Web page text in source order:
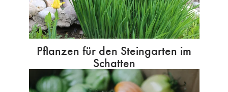
Pflanzen für den Steingarten im
Schatten